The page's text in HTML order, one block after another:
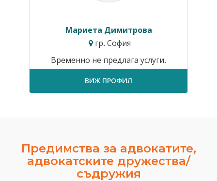
Мариета Димитрова
гр. София
Временно не предлага услуги.
ВИЖ ПРОФИЛ
Предимства за адвокатите,
адвокатските дружества/
съдружия